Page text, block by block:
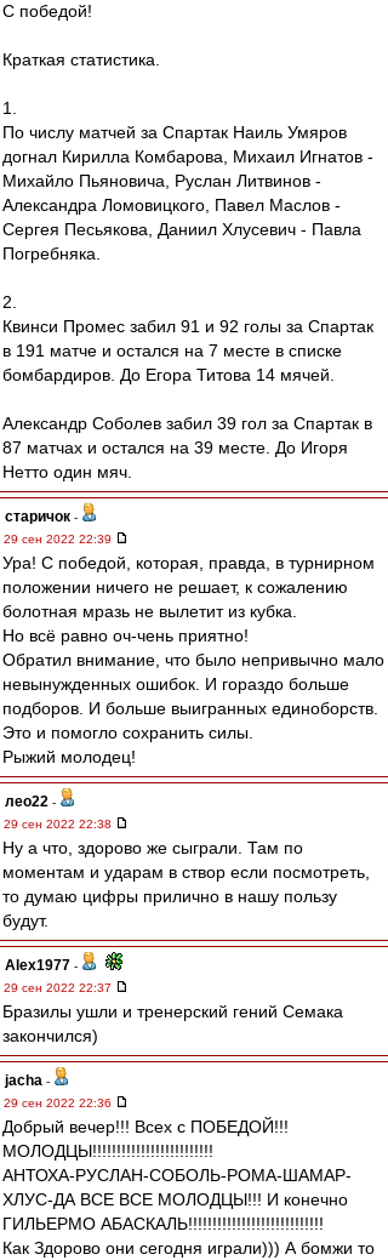
С победой!
Краткая статистика.
1.
По числу матчей за Спартак Наиль Умяров
догнал Кирилла Комбарова, Михаил Игнатов -
Михайло Пьяновича, Руслан Литвинов -
Александра Ломовицкого, Павел Маслов -
Сергея Песьякова, Даниил Хлусевич - Павла
Погребняка.
2.
Квинси Промес забил 91 и 92 голы за Спартак
в 191 матче и остался на 7 месте в списке
бомбардиров. До Егора Титова 14 мячей.
Александр Соболев забил 39 гол за Спартак в
87 матчах и остался на 39 месте. До Игоря
Нетто один мяч.
старичок -
29 сен 2022 22:39
Ура! С победой, которая, правда, в турнирном
положении ничего не решает, к сожалению
болотная мразь не вылетит из кубка.
Но всё равно оч-чень приятно!
Обратил внимание, что было непривычно мало
невынужденных ошибок. И гораздо больше
подборов. И больше выигранных единоборств.
Это и помогло сохранить силы.
Рыжий молодец!
лео22 -
29 сен 2022 22:38
Ну а что, здорово же сыграли. Там по
моментам и ударам в створ если посмотреть,
то думаю цифры прилично в нашу пользу
будут.
Alex1977 -
29 сен 2022 22:37
Бразилы ушли и тренерский гений Семака
закончился)
jacha -
29 сен 2022 22:36
Добрый вечер!!! Всех с ПОБЕДОЙ!!!
МОЛОДЦЫ!!!!!!!!!!!!!!!!!!!!!!!!!
АНТОХА-РУСЛАН-СОБОЛЬ-РОМА-ШАМАР-
ХЛУС-ДА ВСЕ ВСЕ МОЛОДЦЫ!!! И конечно
ГИЛЬЕРМО АБАСКАЛЬ!!!!!!!!!!!!!!!!!!!!!!!!!!!!
Как Здорово они сегодня играли))) А бомжи то